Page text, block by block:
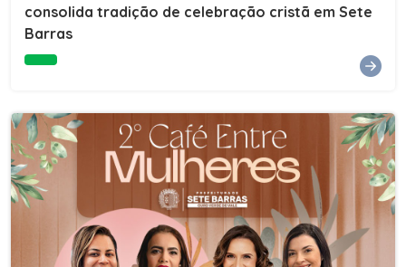
consolida tradição de celebração cristã em Sete
Barras